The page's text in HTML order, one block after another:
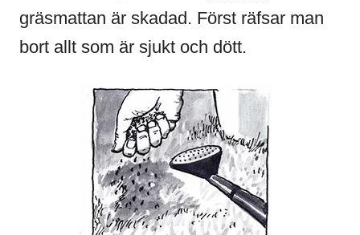
gräsmattan är skadad. Först räfsar man
bort allt som är sjukt och dött.